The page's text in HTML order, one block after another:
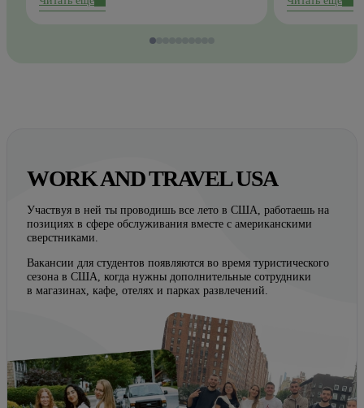
WORK AND TRAVEL USA
Участвуя в ней ты проводишь все лето в США, работаешь на
позициях в сфере обслуживания вместе с американскими
сверстниками.
Вакансии для студентов появляются во время туристического
сезона в США, когда нужны дополнительные сотрудники
в магазинах, кафе, отелях и парках развлечений.